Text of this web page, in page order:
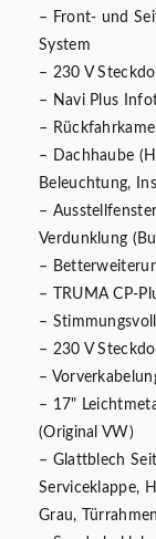
– Front- und
System
– 230 V
– Navi Plus
–
– Dachhaube
Beleuchtung,
–
Verdunklung
–
– TRUMA CP-
–
– 230 V
–
– 17"
(Original VW)
– Glattblech
Serviceklappe,
Grau,